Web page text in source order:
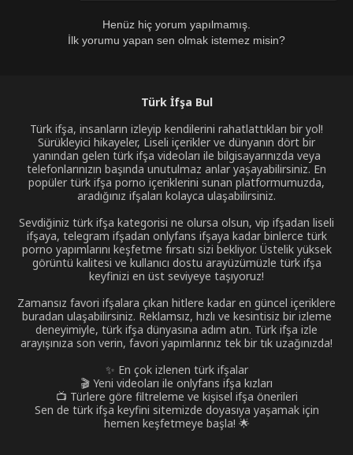
Henüz hiç yorum yapılmamış.
İlk yorumu yapan sen olmak istemez misin?
Türk İfşa Bul
Türk ifşa, insanların izleyip kendilerini rahatlattıkları bir yol!
Sürükleyici hikayeler, Liseli içerikler ve dünyanın dört bir
yanından gelen türk ifşa videoları ile bilgisayarınızda veya
telefonlarınızın başında unutulmaz anlar yaşayabilirsiniz. En
popüler türk ifşa porno içeriklerini sunan platformumuzda,
aradığınız ifşaları kolayca ulaşabilirsiniz.
Sevdiğiniz türk ifşa kategorisi ne olursa olsun, vip ifşadan liseli
ifşaya, telegram ifşadan onlyfans ifşaya kadar binlerce türk
porno yapımlarını keşfetme fırsatı sizi bekliyor. Üstelik yüksek
görüntü kalitesi ve kullanıcı dostu arayüzümüzle türk ifşa
keyfinizi en üst seviyeye taşıyoruz!
Zamansız favori ifşalara çıkan hitlere kadar en güncel içeriklere
buradan ulaşabilirsiniz. Reklamsız, hızlı ve kesintisiz bir izleme
deneyimiyle, türk ifşa dünyasına adım atın. Türk ifşa izle
arayışınıza son verin, favori yapımlarınız tek bir tık uzağınızda!
✨ En çok izlenen türk ifşalar
🎬 Yeni videoları ile onlyfans ifşa kızları
📺 Türlere göre filtreleme ve kişisel ifşa önerileri
Sen de türk ifşa keyfini sitemizde doyasıya yaşamak için
hemen keşfetmeye başla! 🌟